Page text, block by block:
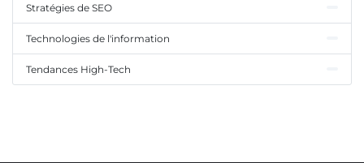
Stratégies de SEO
Technologies de l'information
Tendances High-Tech